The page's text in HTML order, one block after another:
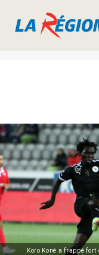
Koro Koné a frappé